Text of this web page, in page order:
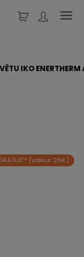
IKO
(valeur 25€)